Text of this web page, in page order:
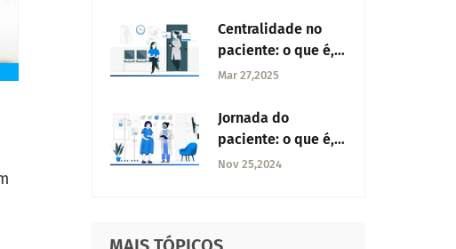
Centralidade no
paciente: o que é,
importância e
Mar 27,2025
Jornada do
paciente: o que é,
benefícios e
realizar
Nov 25,2024